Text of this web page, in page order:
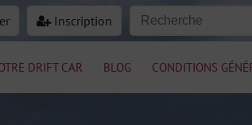
Inscription
DRIFT CAR BLOG CONDITIONS